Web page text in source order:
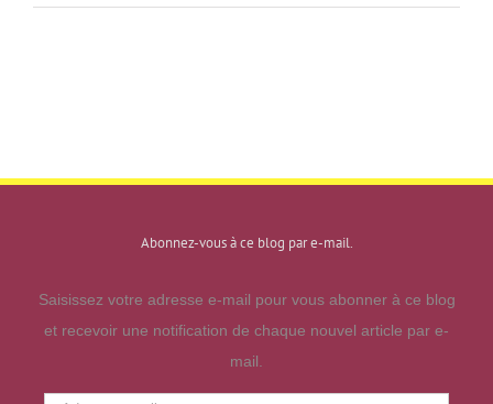
Abonnez-vous à ce blog par e-mail.
Saisissez votre adresse e-mail pour vous abonner à ce blog
et recevoir une notification de chaque nouvel article par e-
mail.